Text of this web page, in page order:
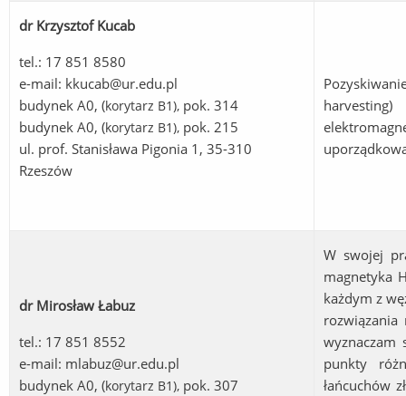
dr Krzysztof Kucab
tel.: 17 851 8580
e-mail: kkucab@ur.edu.pl
budynek A0, (korytarz B1), pok. 314
budynek A0, (korytarz B1), pok. 215
ul. prof. Stanisława Pigonia 1, 35-310
Rzeszów
dr Mirosław Łabuz
tel.: 17 851 8552
e-mail: mlabuz@ur.edu.pl
budynek A0, (korytarz B1), pok. 307
W swojej
magnetyka
każdym z
wyznaczam
punkty
łańcuchów